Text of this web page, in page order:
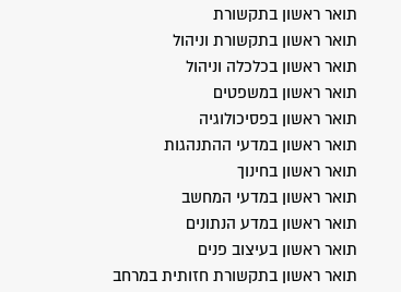
תואר ראשון בתקשורת
תואר ראשון בתקשורת וניהול
תואר ראשון בכלכלה וניהול
תואר ראשון במשפטים
תואר ראשון בפסיכולוגיה
תואר ראשון במדעי ההתנהגות
תואר ראשון בחינוך
תואר ראשון במדעי המחשב
תואר ראשון במדע הנתונים
תואר ראשון בעיצוב פנים
תואר ראשון בתקשורת חזותית במרחב